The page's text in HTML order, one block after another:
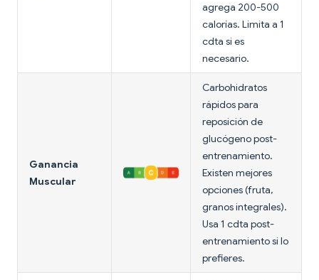
agrega 200-500
calorías. Limita a 1
cdta si es
necesario.
Ganancia
Muscular
Carbohidratos
rápidos para
reposición de
glucógeno post-
entrenamiento.
Existen mejores
opciones (fruta,
granos integrales).
Usa 1 cdta post-
entrenamiento si lo
prefieres.